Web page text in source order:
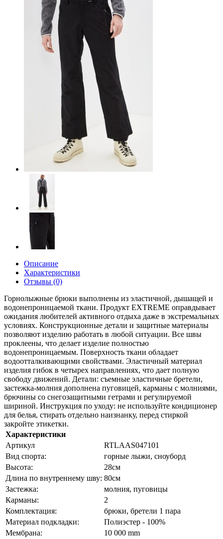
Описание
Характеристики
Отзывы (0)
Горнолыжные брюки выполнены из эластичной, дышащей и
водонепроницаемой ткани. Продукт EXTREME оправдывает
ожидания любителей активного отдыха даже в экстремальных
условиях. Конструкционные детали и защитные материалы
позволяют изделию работать в любой ситуации. Все швы
проклеены, что делает изделие полностью
водонепроницаемым. Поверхность ткани обладает
водоотталкивающими свойствами. Эластичный материал
изделия гибок в четырех направлениях, что дает полную
свободу движений. Детали: съемные эластичные бретели,
застежка-молния дополнена пуговицей, карманы с молниями,
брючины со снегозащитными гетрами и регулируемой
шириной. Инструкция по уходу: не используйте кондиционер
для белья, стирать отдельно наизнанку, перед стиркой
закройте этикетки.
Характеристики
Артикул
RTLAAS047101
Вид спорта:
горные лыжи, сноуборд
Высота:
28см
Длина по внутреннему шву: 80см
Застежка:
молния, пуговицы
Карманы:
2
Комплектация:
брюки, бретели 1 пара
Материал подкладки:
Полиэстер - 100%
Мембрана:
10 000 mm